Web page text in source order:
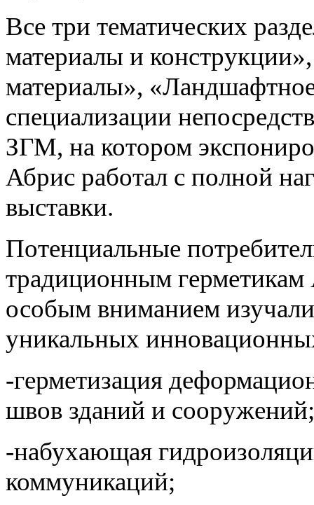
Все три тематических
материалы и
материалы»,
специализации
ЗГМ, на котором
Абрис работал с полной
выставки.
Потенциальные
традиционным герметикам
особым вниманием
уникальных
-герметизация
швов зданий и сооружений;
-набухающая
коммуникаций;